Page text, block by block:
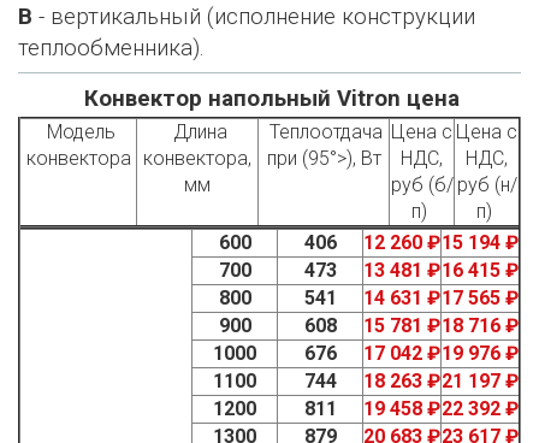
В - вертикальный (исполнение конструкции
теплообменника).
Конвектор напольный Vitron цена
Модель
конвектора
Длина
конвектора,
мм
Теплоотдача
при (95°>), Вт
Цена с
НДС,
руб (б/
п)
Цена с
НДС,
руб (н/
п)
600
406 12 260 ₽15 194 ₽
700
473 13 481 ₽16 415 ₽
800
541 14 631 ₽17 565 ₽
900
608 15 781 ₽18 716 ₽
1000
676 17 042 ₽19 976 ₽
1100
744 18 263 ₽21 197 ₽
1200
811 19 458 ₽22 392 ₽
1300
879 20 683 ₽23 617 ₽